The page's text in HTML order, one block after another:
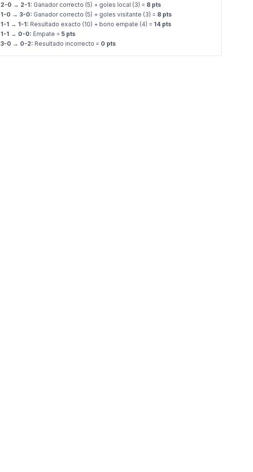
2-0 → 2-1: Ganador correcto (5) + goles local (3) = 8 pts
1-0 → 3-0: Ganador correcto (5) + goles visitante (3) = 8 pts
1-1 → 1-1: Resultado exacto (10) + bono empate (4) = 14 pts
1-1 → 0-0: Empate = 5 pts
3-0 → 0-2: Resultado incorrecto = 0 pts